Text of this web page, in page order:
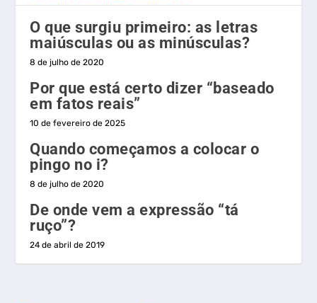
O que surgiu primeiro: as letras
maiúsculas ou as minúsculas?
8 de julho de 2020
Por que está certo dizer “baseado
em fatos reais”
10 de fevereiro de 2025
Quando começamos a colocar o
pingo no i?
8 de julho de 2020
De onde vem a expressão “tá
ruço”?
24 de abril de 2019